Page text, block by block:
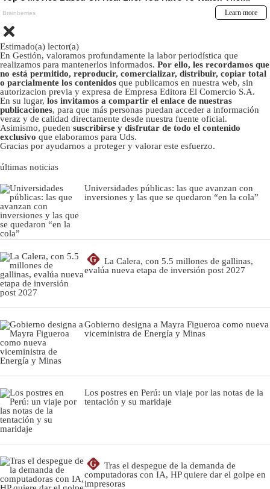
Estimado(a) lector(a)
En Gestión, valoramos profundamente la labor periodística que
realizamos para mantenerlos informados. Por ello, les recordamos que
no está permitido, reproducir, comercializar, distribuir, copiar total
o parcialmente los contenidos que publicamos en nuestra web, sin
autorizacion previa y expresa de Empresa Editora El Comercio S.A.
En su lugar, los invitamos a compartir el enlace de nuestras
publicaciones, para que más personas puedan acceder a información
veraz y de calidad directamente desde nuestra fuente oficial.
Asimismo, pueden suscribirse y disfrutar de todo el contenido
exclusivo que elaboramos para Uds.
Gracias por ayudarnos a proteger y valorar este esfuerzo.
últimas noticias
Universidades públicas: las que avanzan con
inversiones y las que se quedaron “en la cola”
G
La Calera, con 5.5 millones de gallinas,
evalúa nueva etapa de inversión post 2027
Gobierno designa a Mayra Figueroa como nueva
viceministra de Energía y Minas
Los postres en Perú: un viaje por las notas de la
tentación y su maridaje
G
Tras el despegue de la demanda de
computadoras con IA, HP quiere dar el golpe en
impresoras